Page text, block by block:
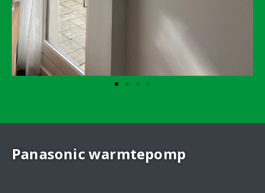
Panasonic warmtepomp